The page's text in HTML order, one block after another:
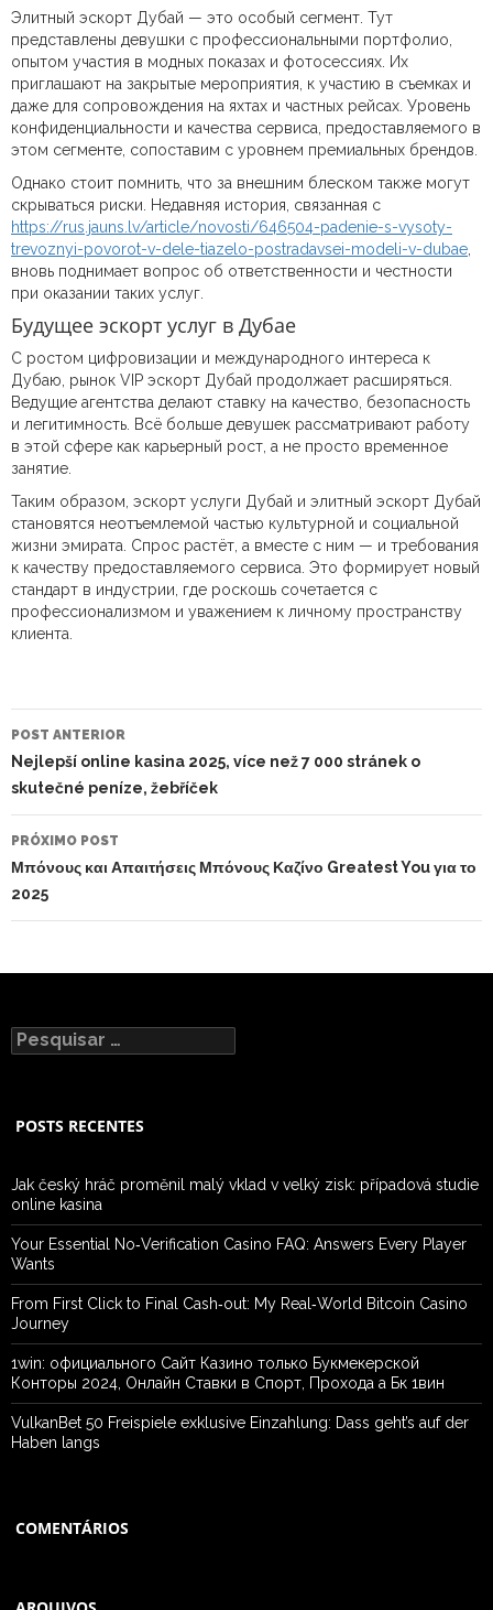
Элитный эскорт Дубай — это особый сегмент. Тут
представлены девушки с профессиональными портфолио,
опытом участия в модных показах и фотосессиях. Их
приглашают на закрытые мероприятия, к участию в съемках и
даже для сопровождения на яхтах и частных рейсах. Уровень
конфиденциальности и качества сервиса, предоставляемого в
этом сегменте, сопоставим с уровнем премиальных брендов.
Однако стоит помнить, что за внешним блеском также могут
скрываться риски. Недавняя история, связанная с
https://rus.jauns.lv/article/novosti/646504-padenie-s-vysoty-
trevoznyi-povorot-v-dele-tiazelo-postradavsei-modeli-v-dubae
вновь поднимает вопрос об ответственности и честности
при оказании таких услуг.
Будущее эскорт услуг в Дубае
С ростом цифровизации и международного интереса к
Дубаю, рынок VIP эскорт Дубай продолжает расширяться.
Ведущие агентства делают ставку на качество, безопасность
и легитимность. Всё больше девушек рассматривают работу
в этой сфере как карьерный рост, а не просто временное
занятие.
Таким образом, эскорт услуги Дубай и элитный эскорт Дубай
становятся неотъемлемой частью культурной и социальной
жизни эмирата. Спрос растёт, а вместе с ним — и требования
к качеству предоставляемого сервиса. Это формирует новый
стандарт в индустрии, где роскошь сочетается с
профессионализмом и уважением к личному пространству
клиента.
NAVEGAÇÃO
DO
POST
POST ANTERIOR
Nejlepší online kasina 2025, více než 7 000 stránek o
skutečné peníze, žebříček
PRÓXIMO POST
Μπόνους και Απαιτήσεις Μπόνους Καζίνο Greatest You για το
2025
Pesquisar
por:
POSTS RECENTES
Jak český hráč proměnil malý vklad v velký zisk: případová studie
online kasina
Your Essential No‑Verification Casino FAQ: Answers Every Player
Wants
From First Click to Final Cash‑out: My Real‑World Bitcoin Casino
Journey
1win: официального Сайт Казино только Букмекерской
Конторы 2024, Онлайн Ставки в Спорт, Прохода а Бк 1вин
VulkanBet 50 Freispiele exklusive Einzahlung: Dass geht’s auf der
Haben langs
COMENTÁRIOS